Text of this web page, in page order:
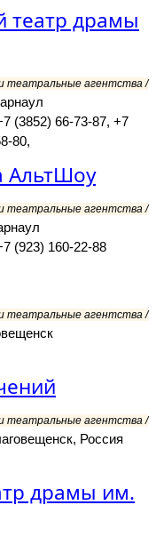
театр драмы
театральные агентства /
(3852) 66-73-87, +7
80,
АльтШоу
театральные агентства /
(923) 160-22-88
театральные агентства /
театральные агентства /
Россия
драмы им.